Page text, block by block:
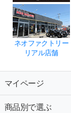
ネオファクトリー
リアル店舗
マイページ
商品別で選ぶ